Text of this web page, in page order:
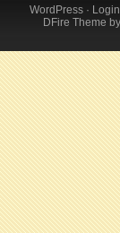
WordPress· Login
DFire Theme